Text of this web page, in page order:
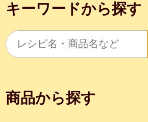
キーワードから探す
商品から探す